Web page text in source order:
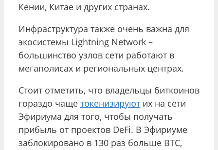
Кении, Китае и других странах.
Инфраструктура также очень важна для
экосистемы Lightning Network –
большинство узлов сети работают в
мегаполисах и региональных центрах.
Стоит отметить, что владельцы биткоинов
гораздо чаще токенизируют их на сети
Эфириума для того, чтобы получать
прибыль от проектов DeFi. В Эфириуме
заблокировано в 130 раз больше BTC,